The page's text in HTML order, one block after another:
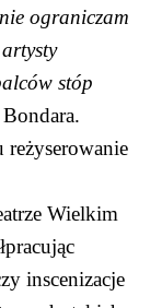
ograniczam
stóp
Wielkim
inscenizacje